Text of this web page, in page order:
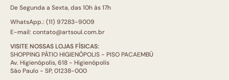
De Segunda a Sexta, das 10h às 17h
WhatsApp.: (11) 97283-9009
E-mail: contato@artsoul.com.br
VISITE NOSSAS LOJAS FÍSICAS:
SHOPPING PÁTIO HIGIENÓPOLIS - PISO PACAEMBÚ
Av. Higienópolis, 618 - Higienópolis
São Paulo - SP, 01238-000